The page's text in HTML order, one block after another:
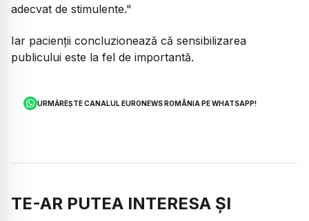
adecvat de stimulente."
Iar pacienții concluzionează că sensibilizarea
publicului este la fel de importantă.
URMĂREȘTE CANALUL EURONEWS ROMÂNIA PE WHATSAPP!
TE-AR PUTEA INTERESA ȘI